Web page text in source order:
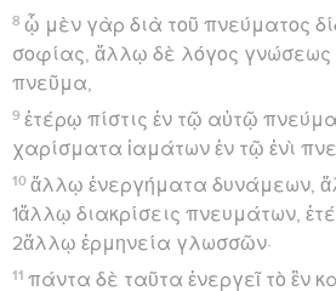
8 ᾧ μὲν γὰρ διὰ τοῦ πνεύματος
σοφίας, ἄλλῳ δὲ λόγος γνώσεως
πνεῦμα,
9 ἑτέρῳ πίστις ἐν τῷ αὐτῷ
χαρίσματα ἰαμάτων ἐν τῷ ἑνὶ
10 ἄλλῳ ἐνεργήματα δυνάμεων,
1ἄλλῳ διακρίσεις πνευμάτων,
2ἄλλῳ ἑρμηνεία γλωσσῶν·
11 πάντα δὲ ταῦτα ἐνεργεῖ τὸ ἓν